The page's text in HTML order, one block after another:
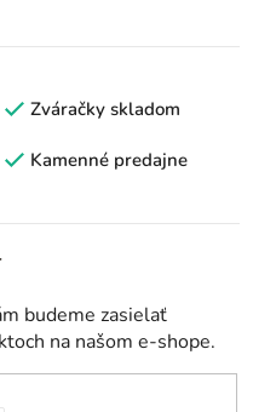
a
p
v
ý
v
n
e
Zváračky skladom
Kamenné predajne
budeme zasielať
na našom e-shope.